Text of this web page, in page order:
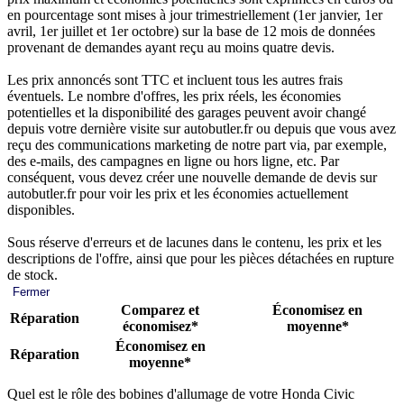
en pourcentage sont mises à jour trimestriellement (1er janvier, 1er
avril, 1er juillet et 1er octobre) sur la base de 12 mois de données
provenant de demandes ayant reçu au moins quatre devis.
Les prix annoncés sont TTC et incluent tous les autres frais
éventuels. Le nombre d'offres, les prix réels, les économies
potentielles et la disponibilité des garages peuvent avoir changé
depuis votre dernière visite sur autobutler.fr ou depuis que vous avez
reçu des communications marketing de notre part via, par exemple,
des e-mails, des campagnes en ligne ou hors ligne, etc. Par
conséquent, vous devez créer une nouvelle demande de devis sur
autobutler.fr pour voir les prix et les économies actuellement
disponibles.
Sous réserve d'erreurs et de lacunes dans le contenu, les prix et les
descriptions de l'offre, ainsi que pour les pièces détachées en rupture
de stock.
Fermer
Réparation
Comparez et
économisez*
Économisez en
moyenne*
Réparation
Économisez en
moyenne*
Quel est le rôle des bobines d'allumage de votre Honda Civic